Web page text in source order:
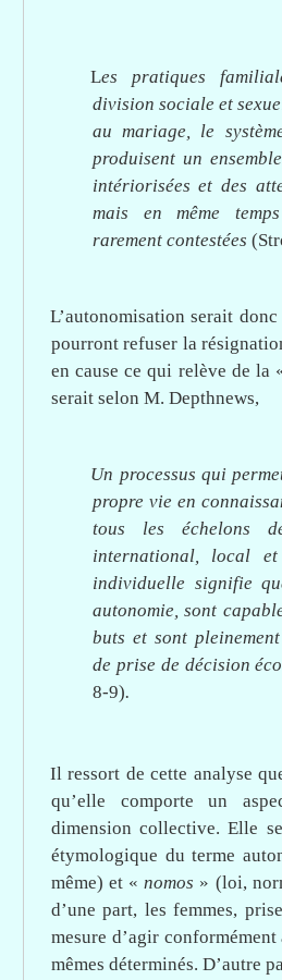
Les pratiques
division sociale et
au mariage, le
produisent un
intériorisées et des
mais en même temps
rarement contestées
L’autonomisation seraitdonc
pourront refuser la
en causece qui relève de la
serait selon M. Depthnews,
Un processus qui
propre vie en
tous leséchelons
international, local
individuelle signifie
autonomie,sont
buts et sont pleinement
de prise de décision
8-9).
Ilressort decette analyse
qu’elle
comporte un
dimension collective. Elle
étymologique duterme
même) et «nomos » (loi,
d’une part, les femmes,
mesure d’agir conformément
mêmes déterminés.D’autre